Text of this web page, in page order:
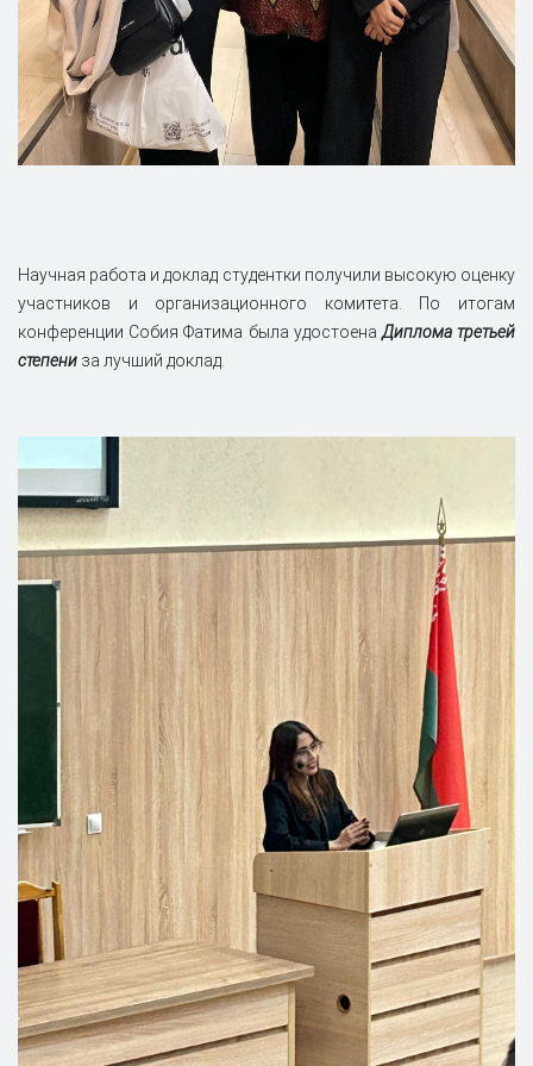
Научная работа и доклад студентки получили высокую оценку
участников и организационного комитета. По итогам
конференции Собия Фатима была удостоена Диплома третьей
степени за лучший доклад.